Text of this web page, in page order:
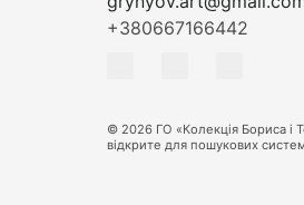
+380667166442
© 2026 ГО «Колекція Бориса і
відкрите для пошукових